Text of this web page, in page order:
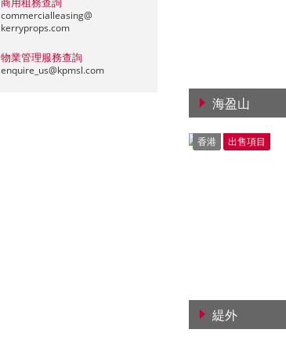
海盈山
香港 出售項目
緹外
commercialleasing@
kerryprops.com
物業管理服務查詢
enquire_us@kpmsl.com